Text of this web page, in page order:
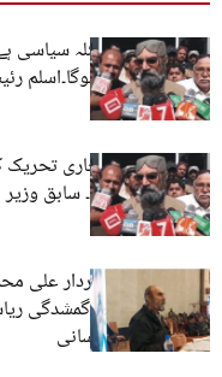
بلوچستان کا مسئلہ سیاسی
مسئلہ حل نہیں ہوگا۔اسلم
بلوچستان میں جاری
کچلنا ممکن نہیں۔ سابق
توتک آپریشن: سردار علی
بیٹوں کی جبری گمشدگی
– نواب اسلم رئیسانی